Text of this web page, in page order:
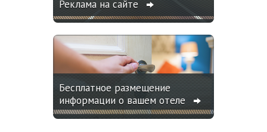
Реклама на сайте
Бесплатное размещение
информации о вашем отеле